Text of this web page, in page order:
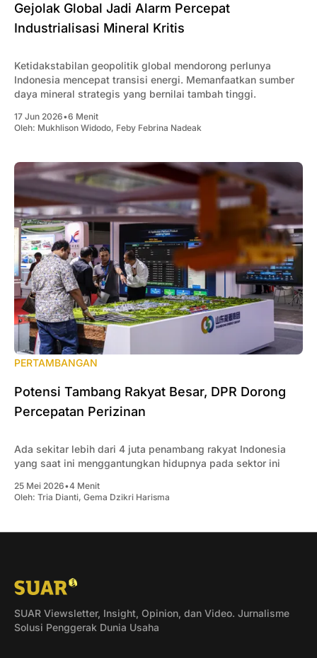
Gejolak Global Jadi Alarm Percepat
Industrialisasi Mineral Kritis
Ketidakstabilan geopolitik global mendorong perlunya
Indonesia mencepat transisi energi. Memanfaatkan sumber
daya mineral strategis yang bernilai tambah tinggi.
17 Jun 2026•6 Menit
Oleh: Mukhlison Widodo, Feby Febrina Nadeak
PERTAMBANGAN
Potensi Tambang Rakyat Besar, DPR Dorong
Percepatan Perizinan
Ada sekitar lebih dari 4 juta penambang rakyat Indonesia
yang saat ini menggantungkan hidupnya pada sektor ini
25 Mei 2026•4 Menit
Oleh: Tria Dianti, Gema Dzikri Harisma
SUAR Viewsletter, Insight, Opinion, dan Video. Jurnalisme
Solusi Penggerak Dunia Usaha